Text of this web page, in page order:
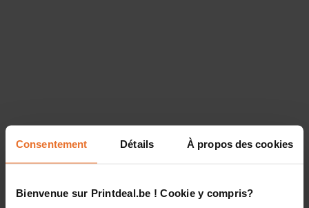
Consentement Détails À propos des cookies
Bienvenue sur Printdeal.be ! Cookie y compris?